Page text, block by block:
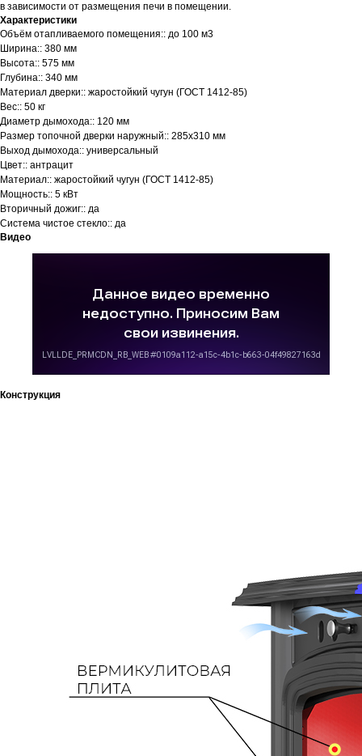
в зависимости от размещения печи в помещении.
Характеристики
Объём отапливаемого помещения:: до 100 м3
Ширина:: 380 мм
Высота:: 575 мм
Глубина:: 340 мм
Материал дверки:: жаростойкий чугун (ГОСТ 1412-85)
Вес:: 50 кг
Диаметр дымохода:: 120 мм
Размер топочной дверки наружный:: 285х310 мм
Выход дымохода:: универсальный
Цвет:: антрацит
Материал:: жаростойкий чугун (ГОСТ 1412-85)
Мощность:: 5 кВт
Вторичный дожиг:: да
Система чистое стекло:: да
Видео
Конструкция